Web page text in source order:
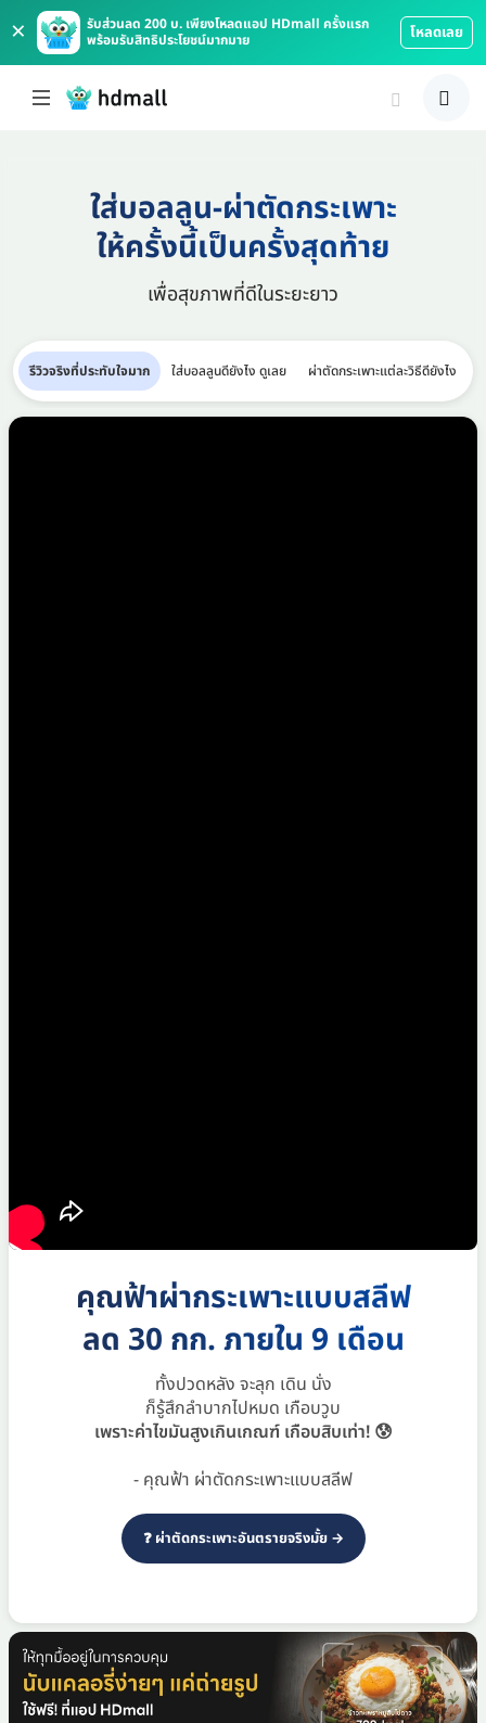
×
รับส่วนลด 200 บ. เพียงโหลดแอป HDmall ครั้งแรก
พร้อมรับสิทธิประโยชน์มากมาย
โหลดเลย
ใส่บอลลูน-ผ่าตัดกระเพาะ
ให้ครั้งนี้เป็นครั้งสุดท้าย
เพื่อสุขภาพที่ดีในระยะยาว
รีวิวจริงที่ประทับใจมาก ใส่บอลลูนดียังไง ดูเลย ผ่าตัดกระเพาะแต่ละวิธีดียังไง
คุณฟ้าผ่ากระเพาะแบบสลีฟ
ลด 30 กก. ภายใน 9 เดือน
ทั้งปวดหลัง จะลุก เดิน นั่ง
ก็รู้สึกลำบากไปหมด เกือบวูบ
เพราะค่าไขมันสูงเกินเกณฑ์ เกือบสิบเท่า! 😰
- คุณฟ้า ผ่าตัดกระเพาะแบบสลีฟ
❓ ผ่าตัดกระเพาะอันตรายจริงมั้ย →